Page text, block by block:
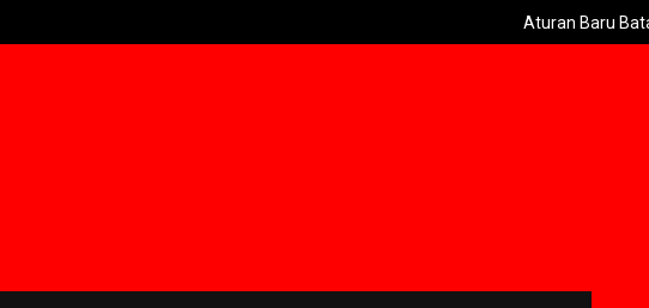
Aturan Baru Batas Sound